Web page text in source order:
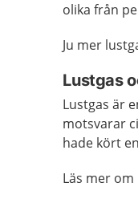
olika från
Ju mer
Lustgas
Lustgas är
motsvarar
hade kört
Läs mer